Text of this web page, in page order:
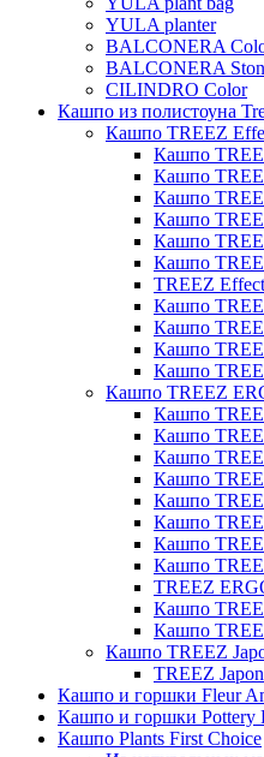
Moda
YULA planter
BALCONERA
BALCONERA
CILINDRO Color
Кашпо из полистоуна
Кашпо TREEZ
Кашпо
Кашпо
Кашпо
Кашпо
Кашпо
Кашпо
TREEZ
Кашпо
Кашпо
Кашпо
Кашпо
Кашпо TREEZ
Кашпо
Кашпо
Кашпо
Кашпо
Кашпо
Кашпо
Кашпо
Кашпо
TREEZ
Кашпо
Кашпо
Кашпо TREEZ
TREEZ
Кашпо и горшки Fleur
Кашпо и горшки Pottery
Кашпо Plants First Choice